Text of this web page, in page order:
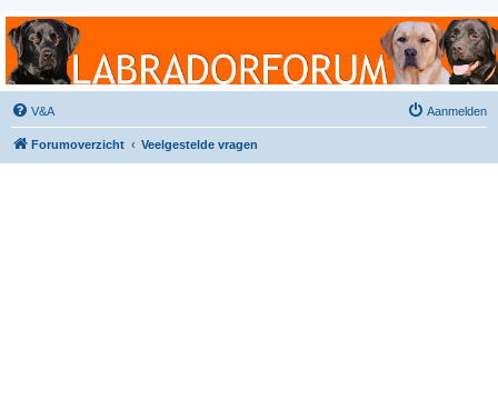
Labradorforum
Het gezelligste Labradorforum van Nederland en België!
V&A Aanmelden
Forumoverzicht Veelgestelde vragen